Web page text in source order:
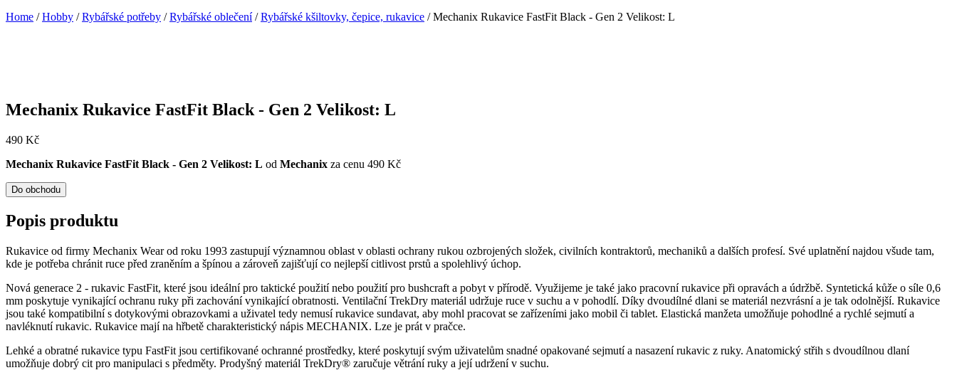
Home /Hobby /Rybářské potřeby /Rybářské oblečení/Rybářské kšiltovky, čepice, rukavice / Mechanix Rukavice FastFit Black - Gen 2 Velikost: L
Mechanix Rukavice FastFit Black - Gen 2 Velikost: L
490 Kč
Mechanix Rukavice FastFit Black - Gen 2 Velikost: L od Mechanix za cenu 490 Kč
Do obchodu
Popis produktu
Rukavice od firmy Mechanix Wear od roku 1993 zastupují významnou oblast v oblasti ochrany rukou ozbrojených složek, civilních kontraktorů, mechaniků a dalších profesí. Své uplatnění najdou všude tam,
kde je potřeba chránit ruce před zraněním a špínou a zároveň zajišťují co nejlepší citlivost prstů a spolehlivý úchop.
Nová generace 2 - rukavic FastFit, které jsou ideální pro taktické použití nebo použití pro bushcraft a pobyt v přírodě. Využijeme je také jako pracovní rukavice při opravách a údržbě. Syntetická kůže o síle 0,6
mm poskytuje vynikající ochranu ruky při zachování vynikající obratnosti. Ventilační TrekDry materiál udržuje ruce v suchu a v pohodlí. Díky dvoudílné dlani se materiál nezvrásní a je tak odolnější. Rukavice
jsou také kompatibilní s dotykovými obrazovkami a uživatel tedy nemusí rukavice sundavat, aby mohl pracovat se zařízeními jako mobil či tablet. Elastická manžeta umožňuje pohodlné a rychlé sejmutí a
navléknutí rukavic. Rukavice mají na hřbetě charakteristický nápis MECHANIX. Lze je prát v pračce.
Lehké a obratné rukavice typu FastFit jsou certifikované ochranné prostředky, které poskytují svým uživatelům snadné opakované sejmutí a nasazení rukavic z ruky. Anatomický střih s dvoudílnou dlaní
umožňuje dobrý cit pro manipulaci s předměty. Prodyšný materiál TrekDry® zaručuje větrání ruky a její udržení v suchu.